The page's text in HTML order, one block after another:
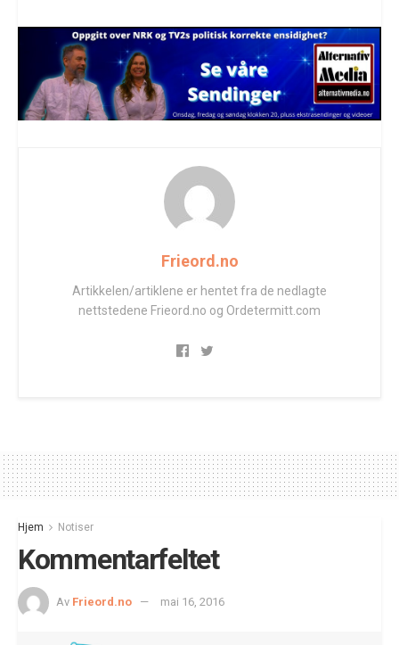
Frieord.no
Artikkelen/artiklene er hentet fra de nedlagte
nettstedene Frieord.no og Ordetermitt.com
Hjem Notiser
Kommentarfeltet
Av Frieord.no mai 16, 2016